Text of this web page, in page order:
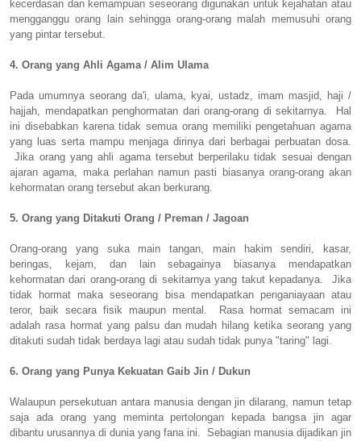
kecerdasan dan kemampuan seseorang digunakan untuk kejahatan atau
mengganggu orang lain sehingga orang-orang malah memusuhi orang
yang pintar tersebut.
4. Orang yang Ahli Agama / Alim Ulama
Pada umumnya seorang da'i, ulama, kyai, ustadz, imam masjid, haji /
hajjah, mendapatkan penghormatan dari orang-orang di sekitarnya. Hal
ini disebabkan karena tidak semua orang memiliki pengetahuan agama
yang luas serta mampu menjaga dirinya dari berbagai perbuatan dosa.
Jika orang yang ahli agama tersebut berperilaku tidak sesuai dengan
ajaran agama, maka perlahan namun pasti biasanya orang-orang akan
kehormatan orang tersebut akan berkurang.
5. Orang yang Ditakuti Orang / Preman / Jagoan
Orang-orang yang suka main tangan, main hakim sendiri, kasar,
beringas, kejam, dan lain sebagainya biasanya mendapatkan
kehormatan dari orang-orang di sekitarnya yang takut kepadanya. Jika
tidak hormat maka seseorang bisa mendapatkan penganiayaan atau
teror, baik secara fisik maupun mental. Rasa hormat semacam ini
adalah rasa hormat yang palsu dan mudah hilang ketika seorang yang
ditakuti sudah tidak berdaya lagi atau sudah tidak punya "taring" lagi.
6. Orang yang Punya Kekuatan Gaib Jin / Dukun
Walaupun persekutuan antara manusia dengan jin dilarang, namun tetap
saja ada orang yang meminta pertolongan kepada bangsa jin agar
dibantu urusannya di dunia yang fana ini. Sebagian manusia dijadikan jin